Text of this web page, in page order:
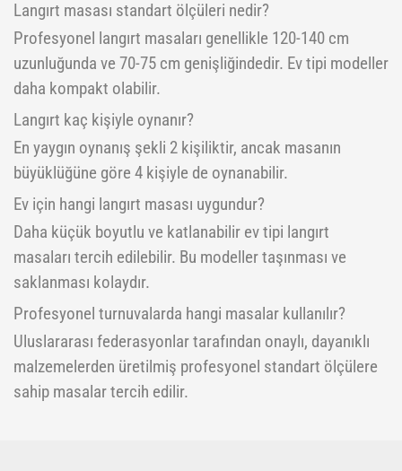
Langırt masası standart ölçüleri nedir?
Profesyonel langırt masaları genellikle 120-140 cm
uzunluğunda ve 70-75 cm genişliğindedir. Ev tipi modeller
daha kompakt olabilir.
Langırt kaç kişiyle oynanır?
En yaygın oynanış şekli 2 kişiliktir, ancak masanın
büyüklüğüne göre 4 kişiyle de oynanabilir.
Ev için hangi langırt masası uygundur?
Daha küçük boyutlu ve katlanabilir ev tipi langırt
masaları tercih edilebilir. Bu modeller taşınması ve
saklanması kolaydır.
Profesyonel turnuvalarda hangi masalar kullanılır?
Uluslararası federasyonlar tarafından onaylı, dayanıklı
malzemelerden üretilmiş profesyonel standart ölçülere
sahip masalar tercih edilir.